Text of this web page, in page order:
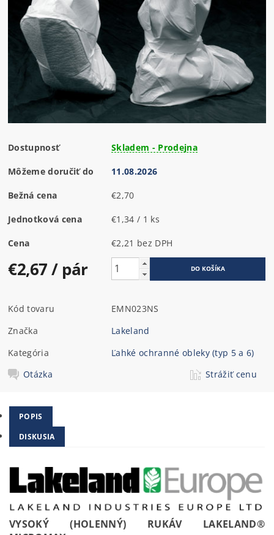
Dostupnosť Skladem - Prodejna
Môžeme doručiť do 11.08.2026
Bežná cena €2,70
Jednotková cena €1,34 / 1 ks
Cena €2,21 bez DPH
€2,67/ pár
Kód tovaru
EMN023NS
Značka
Lakeland
Kategória
Ľahké ochranné obleky (typ 5 a 6)
Otázka
Strážiť cenu
POPIS
DISKUSIA
VYSOKÝ (HOLENNÝ) RUKÁV LAKELAND®